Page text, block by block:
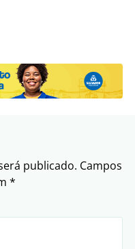
publicado. Campos
*